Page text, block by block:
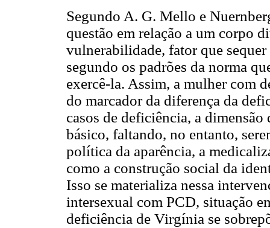
Segundo A. G. Mello e
questão em relação a um corpo
vulnerabilidade, fator que
segundo os padrões da norma
exercê-la. Assim, a mulher com
do marcador da diferença da
casos de deficiência, a
básico, faltando, no entanto,
política da aparência, a
como a construção social da
Isso se materializa nessa
intersexual com PCD, situação
deficiência de Virgínia se